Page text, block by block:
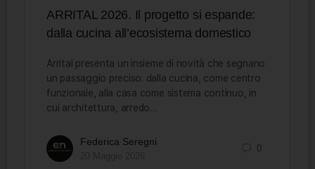
ARRITAL 2026. Il progetto si espande:
dalla cucina all’ecosistema domestico
Arrital presenta un insieme di novità che segnano
un passaggio preciso: dalla cucina, come centro
funzionale, alla casa come sistema continuo, in
cui architettura, arredo…
Federica Seregni
0